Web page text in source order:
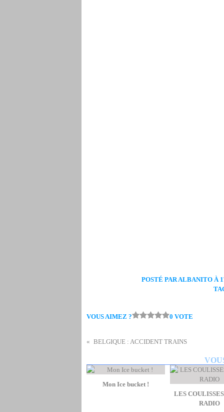
POSTÉ PAR ALBANITO À
VOUS AIMEZ ? 0 VOTE
BELGIQUE : ACCIDENT TRAINS
Mon Ice bucket !
LES
RADIO